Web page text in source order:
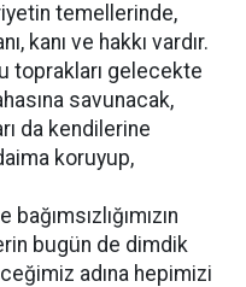
temellerinde,
kanı ve hakkı vardır.
toprakları gelecekte
savunacak,
da kendilerine
koruyup,
bugün de dimdik
adına hepimizi